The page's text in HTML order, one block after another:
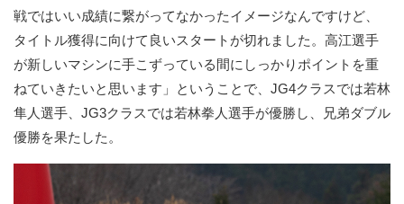
戦ではいい成績に繋がってなかったイメージなんですけど、
タイトル獲得に向けて良いスタートが切れました。高江選手
が新しいマシンに手こずっている間にしっかりポイントを重
ねていきたいと思います」ということで、JG4クラスでは若林
隼人選手、JG3クラスでは若林拳人選手が優勝し、兄弟ダブル
優勝を果たした。